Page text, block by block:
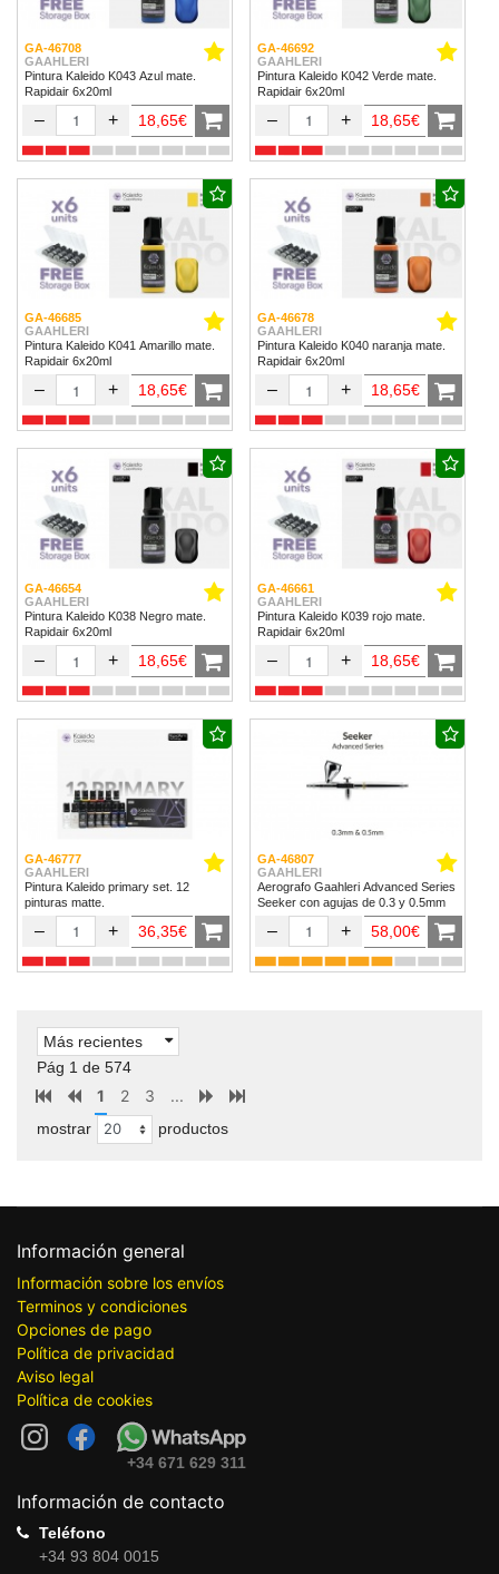
GA-46708
GAAHLERI
Pintura Kaleido K043 Azul mate.
Rapidair 6x20ml
– + 18,65€
GA-46692
GAAHLERI
Pintura Kaleido K042 Verde mate.
Rapidair 6x20ml
– + 18,65€
GA-46685
GAAHLERI
Pintura Kaleido K041 Amarillo mate.
Rapidair 6x20ml
– + 18,65€
GA-46678
GAAHLERI
Pintura Kaleido K040 naranja mate.
Rapidair 6x20ml
– + 18,65€
GA-46654
GAAHLERI
Pintura Kaleido K038 Negro mate.
Rapidair 6x20ml
– + 18,65€
GA-46661
GAAHLERI
Pintura Kaleido K039 rojo mate.
Rapidair 6x20ml
– + 18,65€
GA-46777
GAAHLERI
Pintura Kaleido primary set. 12
pinturas matte.
– + 36,35€
GA-46807
GAAHLERI
Aerografo Gaahleri Advanced Series
Seeker con agujas de 0.3 y 0.5mm
– + 58,00€
Más recientes
Pág 1 de 574
1 2 3 ...
mostrar productos
Información general
Información sobre los envíos
Terminos y condiciones
Opciones de pago
Política de privacidad
Aviso legal
Política de cookies
+34 671 629 311
Información de contacto
Teléfono
+34 93 804 0015